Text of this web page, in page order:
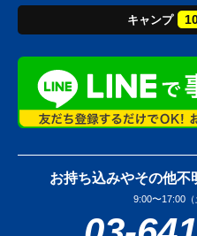
キャンプ
お持ち込みやその他不
9:00〜17:00（